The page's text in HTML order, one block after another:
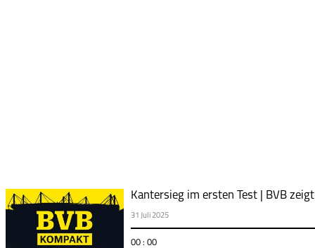
Kantersieg im ersten Test | BVB
31 Juli 2025
00 : 00